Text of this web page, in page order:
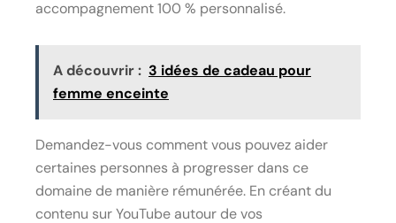
accompagnement 100 % personnalisé.
A découvrir : 3 idées de cadeau pour
femme enceinte
Demandez-vous comment vous pouvez aider
certaines personnes à progresser dans ce
domaine de manière rémunérée. En créant du
contenu sur YouTube autour de vos